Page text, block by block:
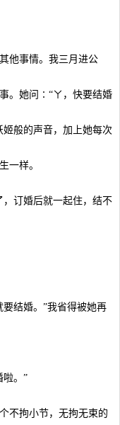
他事情。我三月进公
。她问∶“ㄚ，快要结婚
般的声音，加上她每次
一样。
订婚后就一起住，结不
结婚。”我省得被她再
啦。”
不拘小节，无拘无束的